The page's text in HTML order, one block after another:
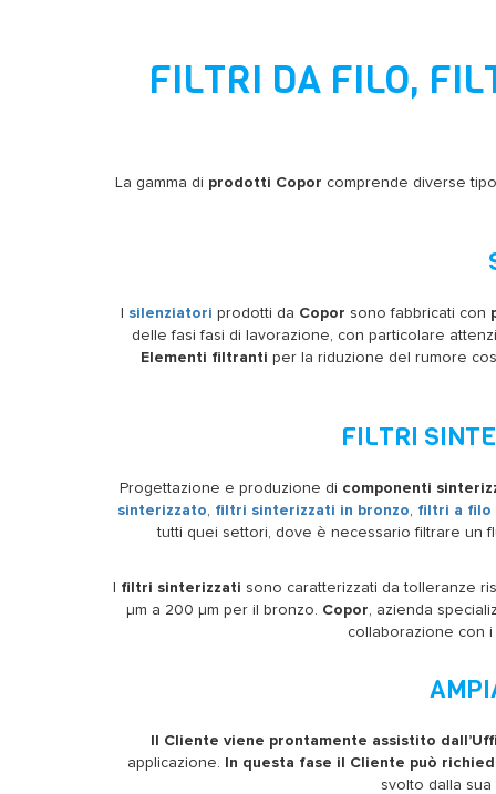
FILTRI DA FILO,
La gamma di prodotti Copor comprende diverse
I silenziatori prodotti da Copor sono fabbricati con
delle fasi fasi di lavorazione, con particolare
Elementi filtranti per la riduzione del rumore
FILTRI
Progettazione e produzione di componenti
sinterizzato
filtri sinterizzati in bronzo filtri a filo
tutti quei settori, dove è necessario filtrare un
I filtri sinterizzati sono caratterizzati da tolleranze
µm a 200 µm per il bronzo.
Copor , azienda
collaborazione con
Il Cliente viene prontamente assistito
applicazione.
In questa fase il Cliente può
svolto dalla sua